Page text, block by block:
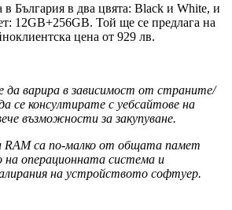
в България в два цвята: Black и White, и
12GB+256GB. Той ще се предлага на
цена от 929 лв.
варира в зависимост от страните/
се консултирате с уебсайтове на
възможности за закупуване.
са по-малко от общата памет
на операционната система и
на устройството софтуер.